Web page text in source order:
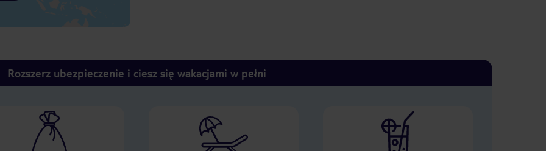
Rozszerz ubezpieczenie i ciesz się wakacjami w pełni